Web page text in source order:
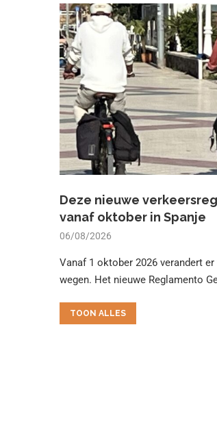
Deze nieuwe
vanaf oktober in Spanje
06/08/2026
Vanaf 1 oktober 2026 verandert
wegen. Het nieuwe Reglamento
TOON ALLES